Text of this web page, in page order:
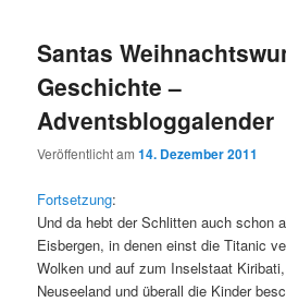
Santas
Geschichte –
Adventsbloggalender
Veröffentlicht am14. Dezember 2011
Fortsetzung:
Und da hebt der Schlitten auch schon
Eisbergen, in denen einst die Titanic
Wolken und auf zum Inselstaat
Neuseeland und überall die Kinder